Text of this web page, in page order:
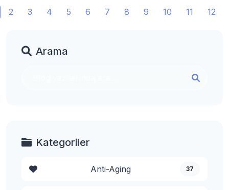
2 3 4 5 6 7 8 9 10 11 12
Arama
Kategoriler
Anti-Aging 37